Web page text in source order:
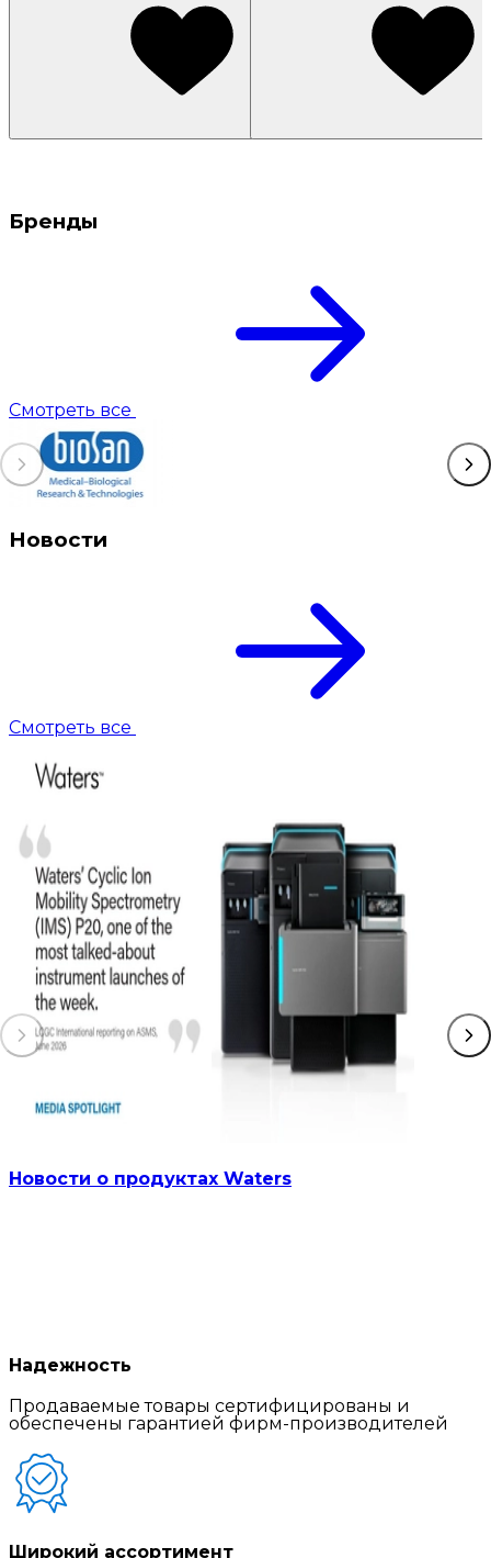
Бренды
Смотреть все
Новости
Смотреть все
Новости о продуктах Waters
Надежность
Продаваемые товары сертифицированы и
обеспечены гарантией фирм-производителей
Широкий ассортимент